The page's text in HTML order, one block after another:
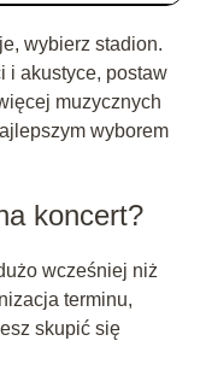
wybierz stadion.
i akustyce, postaw
muzycznych
wyborem
koncert?
wcześniej niż
terminu,
skupić się